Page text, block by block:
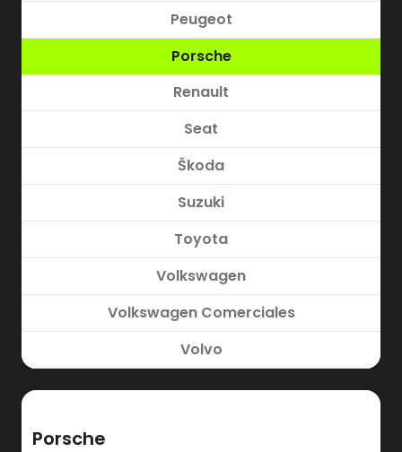
Peugeot
Porsche
Renault
Seat
Škoda
Suzuki
Toyota
Volkswagen
Volkswagen Comerciales
Volvo
Porsche